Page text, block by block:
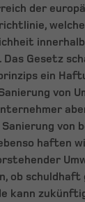
der
Gesetz
ein
von
von
haften
ob
kann